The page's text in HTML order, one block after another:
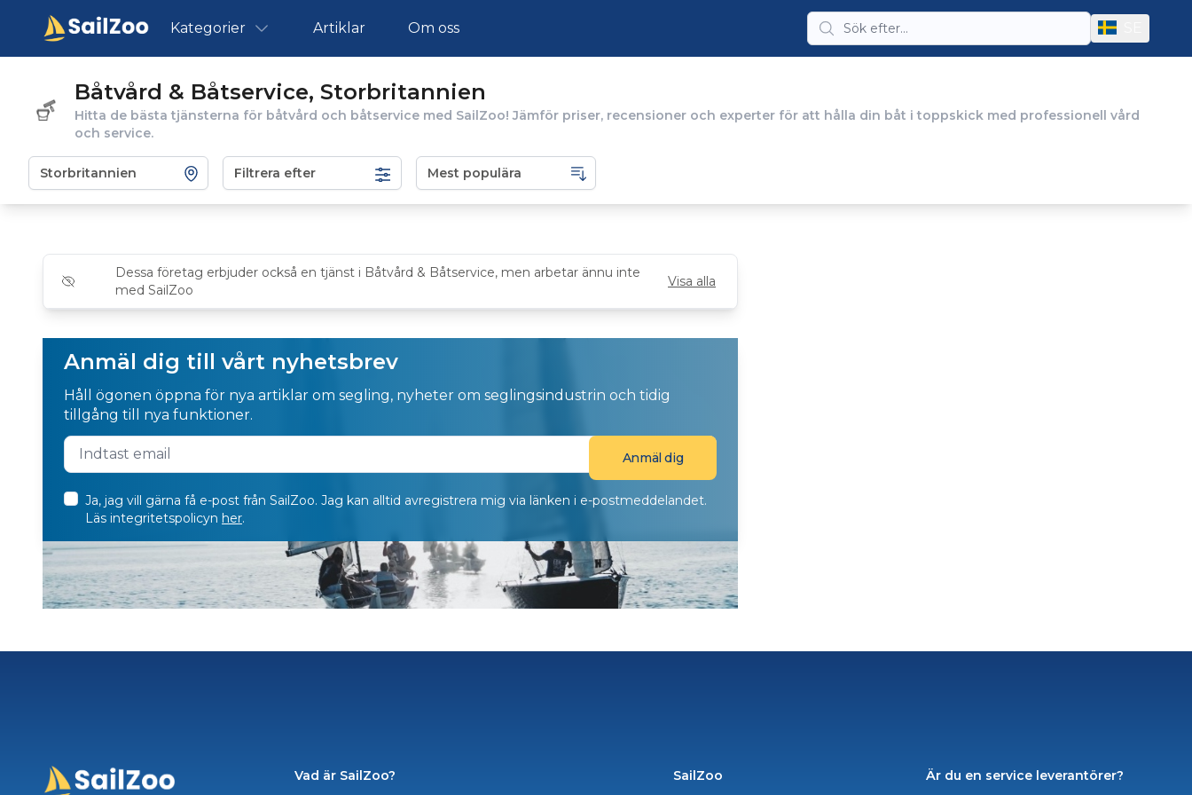
Kategorier Artiklar Om oss
Båtvård & Båtservice, Storbritannien
Hitta de bästa tjänsterna för båtvård och båtservice med SailZoo! Jämför priser, recensioner och experter för att hålla din båt i toppskick med professionell vård
och service.
Filtrera efter
Dessa företag erbjuder också en tjänst i Båtvård & Båtservice, men arbetar ännu inte
med SailZoo
Visa alla
Anmäl dig till vårt nyhetsbrev
Håll ögonen öppna för nya artiklar om segling, nyheter om seglingsindustrin och tidig
tillgång till nya funktioner.
Ja, jag vill gärna få e-post från SailZoo. Jag kan alltid avregistrera mig via länken i e-postmeddelandet.
Läs integritetspolicyn her.
Vad är SailZoo? SailZoo Är du en service leverantörer?